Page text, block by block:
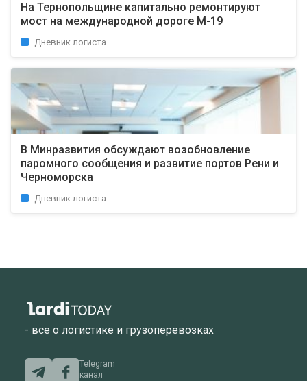
На Тернопольщине капитально ремонтируют
мост на международной дороге М-19
Дневник логиста
В Минразвития обсуждают возобновление
паромного сообщения и развитие портов Рени и
Черноморска
Дневник логиста
- все о логистике и грузоперевозках
Telegram
канал